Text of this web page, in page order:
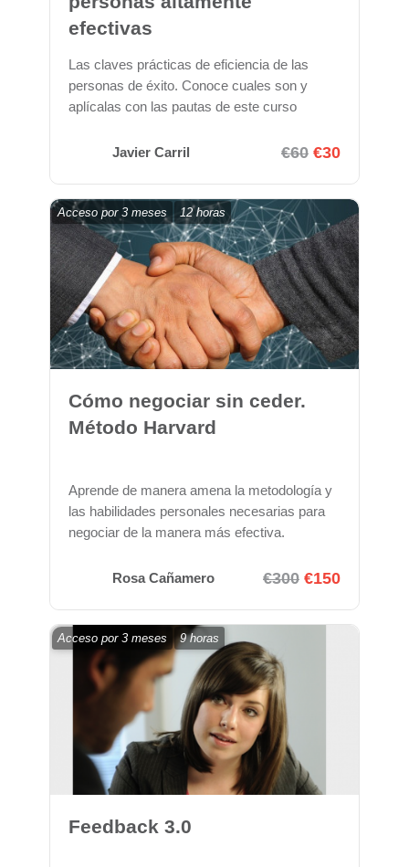
efectivas
Las claves prácticas de eficiencia de las
personas de éxito. Conoce cuales son y
aplícalas con las pautas de este curso
Javier Carril €60 €30
Acceso por 3 meses 12 horas
Cómo negociar sin ceder.
Método Harvard
Aprende de manera amena la metodología y
las habilidades personales necesarias para
negociar de la manera más efectiva.
Rosa Cañamero €300 €150
Acceso por 3 meses 9 horas
Feedback 3.0